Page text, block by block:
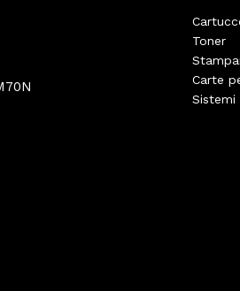
Toner
Carte
Sistemi